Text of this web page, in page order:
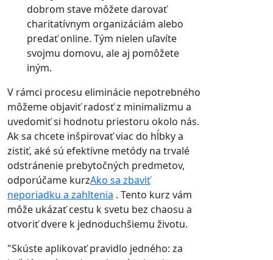
dobrom stave môžete darovať
charitatívnym organizáciám alebo
predať online. Tým nielen uľavíte
svojmu domovu, ale aj pomôžete
iným.
V rámci procesu eliminácie nepotrebného
môžeme objaviť radosť z minimalizmu a
uvedomiť si hodnotu priestoru okolo nás.
Ak sa chcete inšpirovať viac do hĺbky a
zistiť, aké sú efektívne metódy na trvalé
odstránenie prebytočných predmetov,
odporúčame kurzAko sa zbaviť
neporiadku a zahltenia . Tento kurz vám
môže ukázať cestu k svetu bez chaosu a
otvoriť dvere k jednoduchšiemu životu.
"Skúste aplikovať pravidlo jedného: za